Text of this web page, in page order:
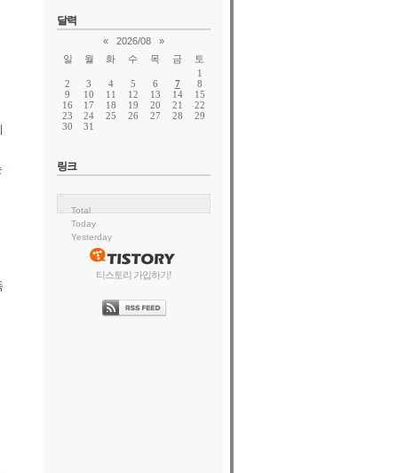
달력
« 2026/08
»
일
월 화 수 목 금
토
1
2
3 4 5 6 7
8
9
10 11 12 13 14
15
16
17 18 19 20 21
22
23
24 25 26 27 28
29
30
31
링크
Total
Today
Yesterday
티스토리 가입하기!